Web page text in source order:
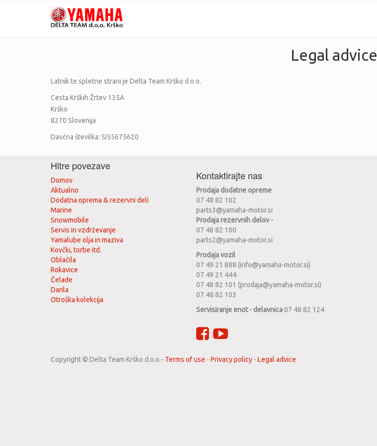
Legal advice
Latnik te spletne strani je Delta Team Krško d.o.o.
Cesta Krških Žrtev 135A
Krško
8270 Slovenija
Davčna številka: SI55675620
Hitre povezave
Domov
Aktualno
Dodatna oprema & rezervni deli
Marine
Snowmobile
Servis in vzdrževanje
Yamalube olja in maziva
Kovčki, torbe itd.
Oblačila
Rokavice
Čelade
Darila
Otroška kolekcija
Kontaktirajte nas
Prodaja dodatne opreme
07 48 82 102
parts3@yamaha-motor.si
Prodaja rezervnih delov -
07 48 82 100
parts2@yamaha-motor.si
Prodaja vozil
07 49 21 888 (info@yamaha-motor.si)
07 49 21 444
07 48 82 101 (prodaja@yamaha-motor.si)
07 48 82 103
Servisiranje enot - delavnica07 48 82 124
Copyright © Delta Team Krško d.o.o.- Terms of use - Privacy policy - Legal advice